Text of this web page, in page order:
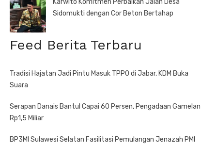
Sidomukti dengan Cor Beton Bertahap
Feed Berita Terbaru
Tradisi Hajatan Jadi Pintu Masuk TPPO di Jabar, KDM Buka
Suara
Serapan Danais Bantul Capai 60 Persen, Pengadaan Gamelan
Rp1,5 Miliar
BP3MI Sulawesi Selatan Fasilitasi Pemulangan Jenazah PMI